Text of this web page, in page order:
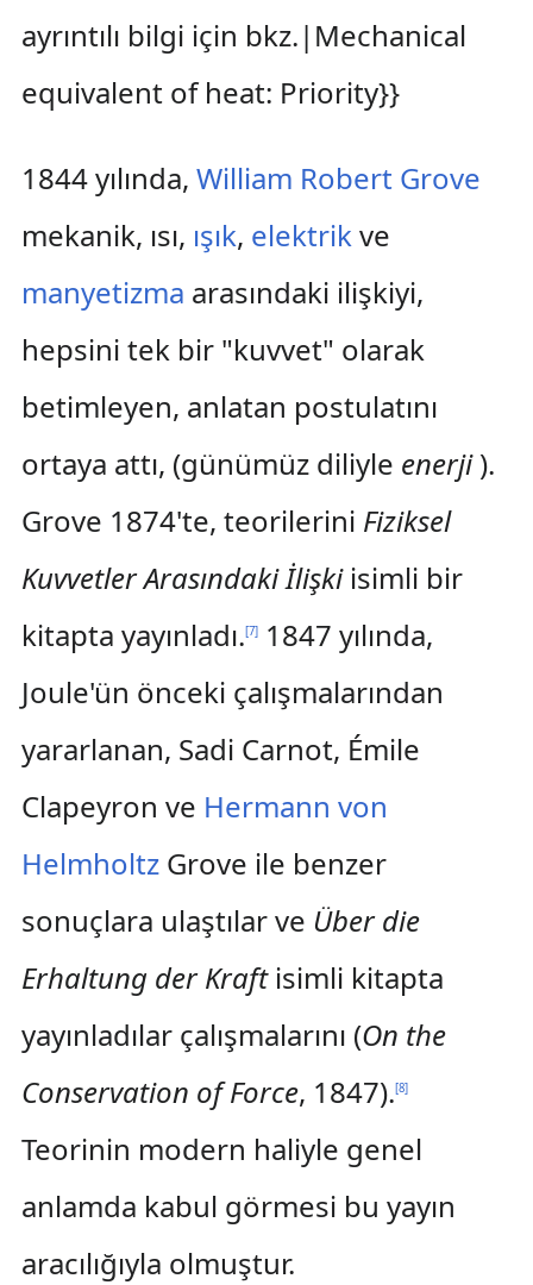
ayrıntılı bilgi için bkz.|Mechanical
equivalent of heat: Priority}}
1844 yılında, William Robert Grove
mekanik, ısı, ışık, elektrikve
manyetizma arasındaki ilişkiyi,
hepsini tek bir "kuvvet" olarak
betimleyen, anlatan postulatını
ortaya attı, (günümüz diliyle enerji).
Grove 1874'te, teorilerini Fiziksel
Kuvvetler Arasındaki İlişkiisimli bir
kitapta yayınladı.[7]1847 yılında,
Joule'ün önceki çalışmalarından
yararlanan, Sadi Carnot, Émile
Clapeyron ve Hermann von
HelmholtzGrove ile benzer
sonuçlara ulaştılar ve Über die
Erhaltung der Kraftisimli kitapta
yayınladılar çalışmalarını (On the
Conservation of Force, 1847).[8]
Teorinin modern haliyle genel
anlamda kabul görmesi bu yayın
aracılığıyla olmuştur.